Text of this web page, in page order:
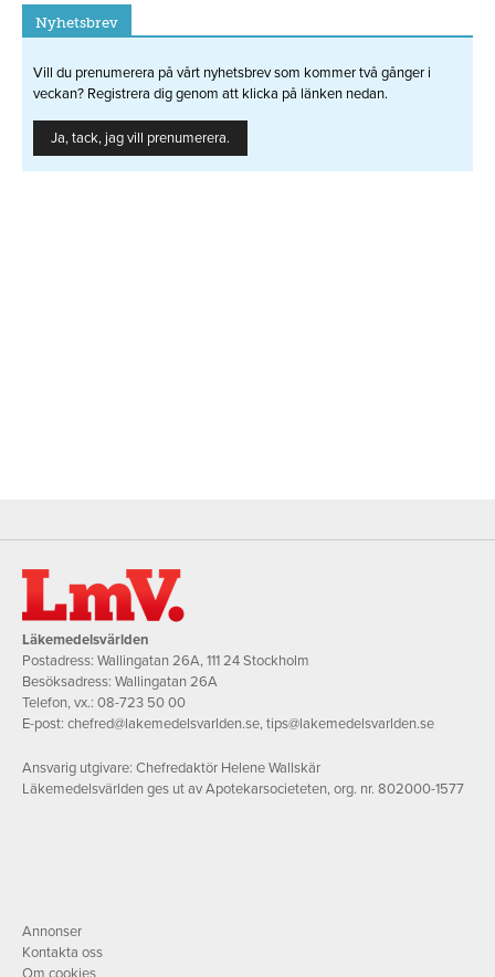
Nyhetsbrev
Vill du prenumerera på vårt nyhetsbrev som kommer två gånger i
veckan? Registrera dig genom att klicka på länken nedan.
Ja, tack, jag vill prenumerera.
Läkemedelsvärlden
Postadress: Wallingatan 26A, 111 24 Stockholm
Besöksadress: Wallingatan 26A
Telefon, vx.: 08-723 50 00
E-post: chefred@lakemedelsvarlden.se,tips@lakemedelsvarlden.se
Ansvarig utgivare: Chefredaktör Helene Wallskär
Läkemedelsvärlden ges ut av Apotekarsocieteten, org. nr. 802000-1577
Annonser
Kontakta oss